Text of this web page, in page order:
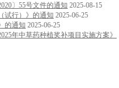
〕55号文件的通知 2025-08-15
试行）》的通知 2025-06-25
的通知 2025-06-25
年中草药种植奖补项目实施方案》